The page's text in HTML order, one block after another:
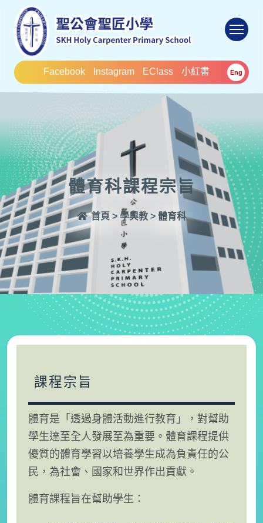
Facebook Instagram EClass 小紅書 Eng
體育科課程宗旨
首頁 > 學與教 > 體育科
課程宗旨
體育是「透過身體活動進行教育」，對幫助
學生達至全人發展至為重要。體育課程提供
優質的體育學習以培養學生成為負責任的公
民，為社會、國家和世界作出貢獻。
體育課程旨在幫助學生：